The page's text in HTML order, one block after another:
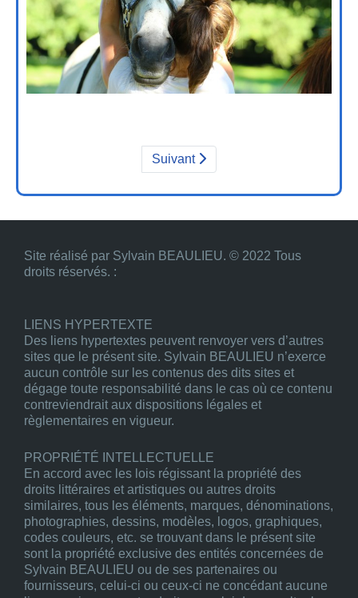
Suivant
Site réalisé par Sylvain BEAULIEU. © 2022 Tous
droits réservés. :
LIENS HYPERTEXTE
Des liens hypertextes peuvent renvoyer vers d’autres
sites que le présent site. Sylvain BEAULIEU n’exerce
aucun contrôle sur les contenus des dits sites et
dégage toute responsabilité dans le cas où ce contenu
contreviendrait aux dispositions légales et
règlementaires en vigueur.
PROPRIÉTÉ INTELLECTUELLE
En accord avec les lois régissant la propriété des
droits littéraires et artistiques ou autres droits
similaires, tous les éléments, marques, dénominations,
photographies, dessins, modèles, logos, graphiques,
codes couleurs, etc. se trouvant dans le présent site
sont la propriété exclusive des entités concernées de
Sylvain BEAULIEU ou de ses partenaires ou
fournisseurs, celui-ci ou ceux-ci ne concédant aucune